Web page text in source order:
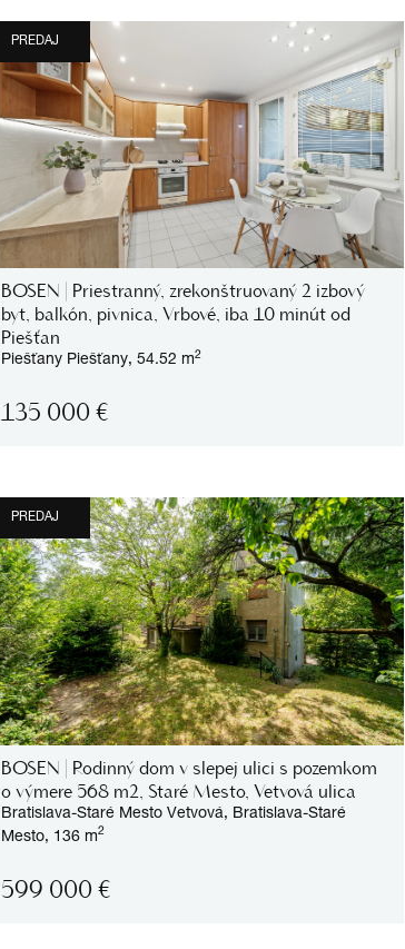
PREDAJ
BOSEN | Priestranný, zrekonštruovaný 2 izbový
byt, balkón, pivnica, Vrbové, iba 10 minút od
Piešťan
Piešťany Piešťany,54.52 m2
135 000€
PREDAJ
BOSEN | Rodinný dom v slepej ulici s pozemkom
o výmere 568 m2, Staré Mesto, Vetvová ulica
Bratislava-Staré Mesto Vetvová, Bratislava-Staré
Mesto, 136 m2
599 000€